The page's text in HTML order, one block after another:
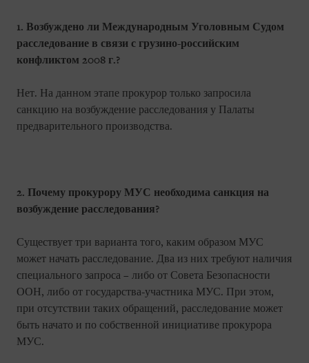
1. Возбуждено ли Международным Уголовным Судом
расследование в связи с грузино-российским
конфликтом 2008 г.?
Нет. На данном этапе прокурор только запросила
санкцию на возбуждение расследования у Палаты
предварительного производства.
2. Почему прокурору МУС необходима санкция на
возбуждение расследования?
Существует три варианта того, каким образом МУС
может начать расследование. Два из них требуют наличия
специального запроса – либо от Совета Безопасности
ООН, либо от государства-участника МУС. При этом,
при отсутствии таких обращений, расследование может
быть начато и по собственной инициативе прокурора
МУС.